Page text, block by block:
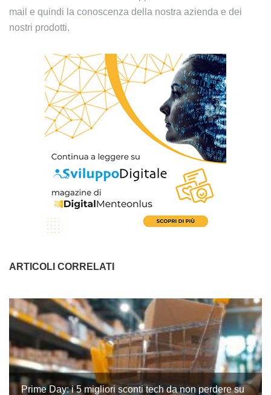
mail e quindi la conoscenza della nostra azienda e dei
nostri prodotti.
ARTICOLI CORRELATI
Prime Day: i 5 migliori sconti tech da non perdere su